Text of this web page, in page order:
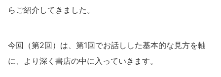
らご紹介してきました。
今回（第2回）は、第1回でお話しした基本的な見方を軸
に、より深く書店の中に入っていきます。